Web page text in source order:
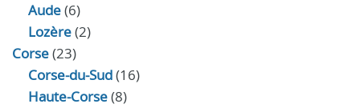
Aude(6)
Lozère(2)
Corse(23)
Corse-du-Sud(16)
Haute-Corse(8)